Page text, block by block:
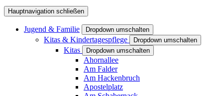
Hauptnavigation schließen
Jugend & Familie Dropdown umschalten
Kitas & Kindertagespflege Dropdown umschalten
Kitas Dropdown umschalten
Ahornallee
Am Falder
Am Hackenbruch
Apostelplatz